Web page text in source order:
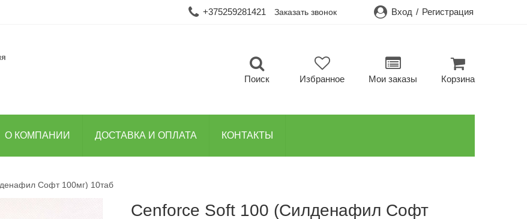
+375259281421 Заказать звонок Вход / Регистрация
Поиск Избранное Мои заказы Корзина
О КОМПАНИИ ДОСТАВКА И ОПЛАТА КОНТАКТЫ
Софт 100мг) 10таб
Cenforce Soft 100 (Силденафил Софт